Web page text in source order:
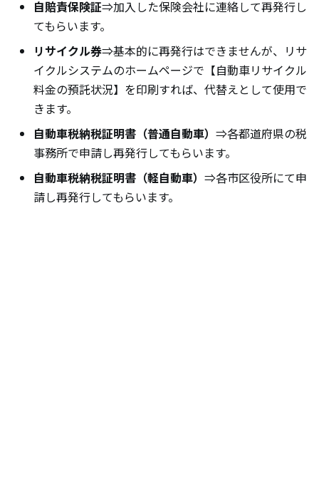
自賠責保険証⇒加入した保険会社に連絡して再発行し
てもらいます。
リサイクル券⇒基本的に再発行はできませんが、リサ
イクルシステムのホームページで【自動車リサイクル
料金の預託状況】を印刷すれば、代替えとして使用で
きます。
自動車税納税証明書（普通自動車） ⇒各都道府県の税
事務所で申請し再発行してもらいます。
自動車税納税証明書（軽自動車） ⇒各市区役所にて申
請し再発行してもらいます。